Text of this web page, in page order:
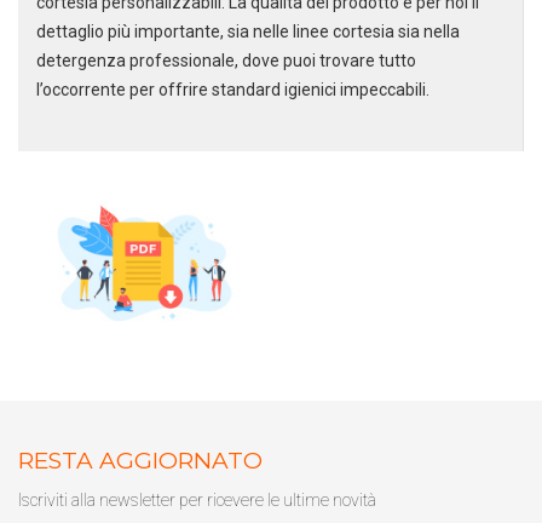
dettaglio più importante, sia nelle linee cortesia sia nella
detergenza professionale, dove puoi trovare tutto
l’occorrente per offrire standard igienici impeccabili.
RESTA AGGIORNATO
Iscriviti alla newsletter per ricevere le ultime novità